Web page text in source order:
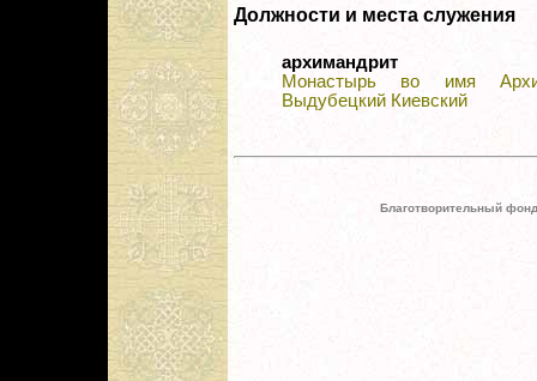
Должности и места служения
архимандрит
Монастырь во имя
Выдубецкий Киевский
Благотворительный